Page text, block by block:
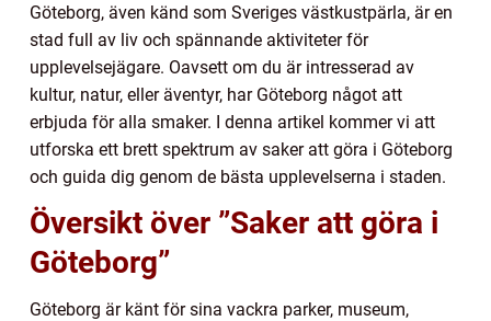
Göteborg, även känd som Sveriges västkustpärla, är en
stad full av liv och spännande aktiviteter för
upplevelsejägare. Oavsett om du är intresserad av
kultur, natur, eller äventyr, har Göteborg något att
erbjuda för alla smaker. I denna artikel kommer vi att
utforska ett brett spektrum av saker att göra i Göteborg
och guida dig genom de bästa upplevelserna i staden.
Översikt över ”Saker att göra i
Göteborg”
Göteborg är känt för sina vackra parker, museum,